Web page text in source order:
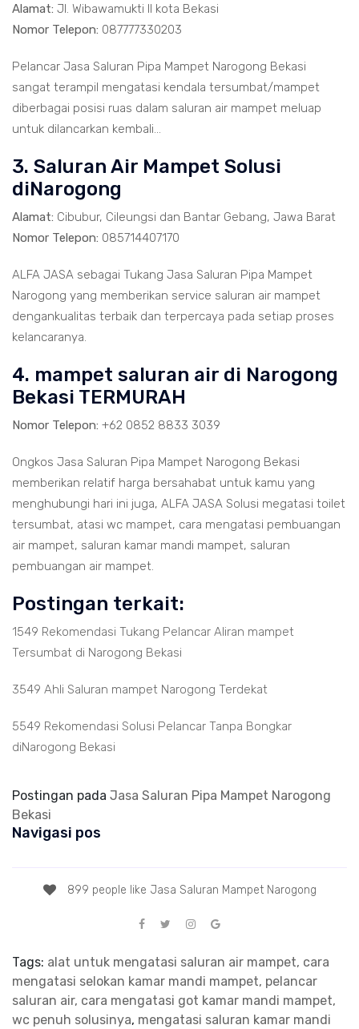
Alamat: Jl. Wibawamukti II kota Bekasi
Nomor Telepon: 087777330203
Pelancar Jasa Saluran Pipa Mampet Narogong Bekasi
sangat terampil mengatasi kendala tersumbat/mampet
diberbagai posisi ruas dalam saluran air mampet meluap
untuk dilancarkan kembali...
3. Saluran Air Mampet Solusi
diNarogong
Alamat: Cibubur, Cileungsi dan Bantar Gebang, Jawa Barat
Nomor Telepon: 085714407170
ALFA JASA sebagai Tukang Jasa Saluran Pipa Mampet
Narogong yang memberikan service saluran air mampet
dengankualitas terbaik dan terpercaya pada setiap proses
kelancaranya.
4. mampet saluran air di Narogong
Bekasi TERMURAH
Nomor Telepon: +62 0852 8833 3039
Ongkos Jasa Saluran Pipa Mampet Narogong Bekasi
memberikan relatif harga bersahabat untuk kamu yang
menghubungi hari ini juga, ALFA JASA Solusi megatasi toilet
tersumbat, atasi wc mampet, cara mengatasi pembuangan
air mampet, saluran kamar mandi mampet, saluran
pembuangan air mampet.
Postingan terkait:
1549 Rekomendasi Tukang Pelancar Aliran mampet
Tersumbat di Narogong Bekasi
3549 Ahli Saluran mampet Narogong Terdekat
5549 Rekomendasi Solusi Pelancar Tanpa Bongkar
diNarogong Bekasi
Postingan pada Jasa Saluran Pipa Mampet Narogong
Bekasi
Navigasi pos
899 people like Jasa Saluran Mampet Narogong
Tags: alat untuk mengatasi saluran air mampet, cara
mengatasi selokan kamar mandi mampet, pelancar
saluran air, cara mengatasi got kamar mandi mampet,
wc penuh solusinya, mengatasi saluran kamar mandi